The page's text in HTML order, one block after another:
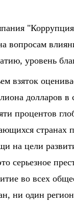
вопросам
уровень
взяток
долларов
процентов
странах
на цели
серьезное
во всех
ни один